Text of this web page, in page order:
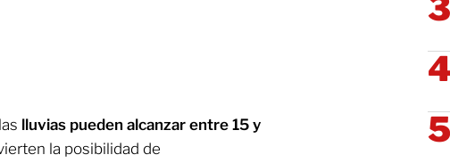
lluvias pueden alcanzar entre 15 y
la posibilidad de